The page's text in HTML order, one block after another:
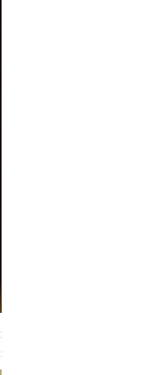
Susan Wong：靠近你（25週
價格
$700.00